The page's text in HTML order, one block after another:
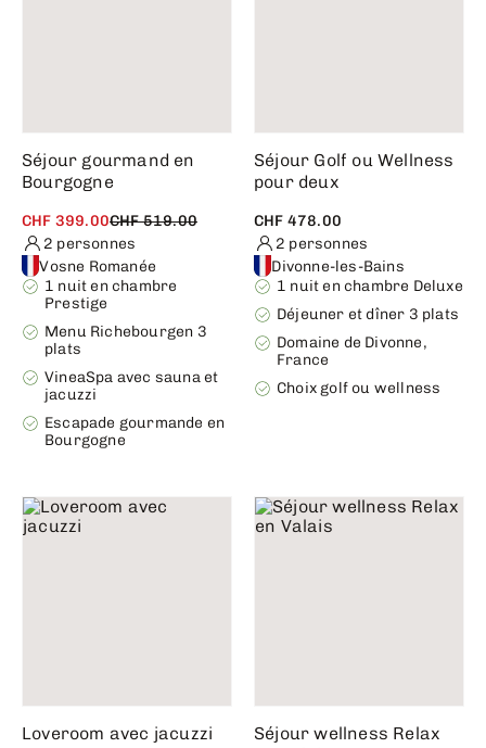
Séjour gourmand en
Bourgogne
CHF 399.00CHF 519.00
2 personnes
Vosne Romanée
1 nuit en chambre
Prestige
Menu Richebourgen 3
plats
VineaSpa avec sauna et
jacuzzi
Escapade gourmande en
Bourgogne
Séjour Golf ou Wellness
pour deux
CHF 478.00
2 personnes
Divonne-les-Bains
1 nuit en chambre Deluxe
Déjeuner et dîner 3 plats
Domaine de Divonne,
France
Choix golf ou wellness
Loveroom avec jacuzzi
Séjour wellness Relax